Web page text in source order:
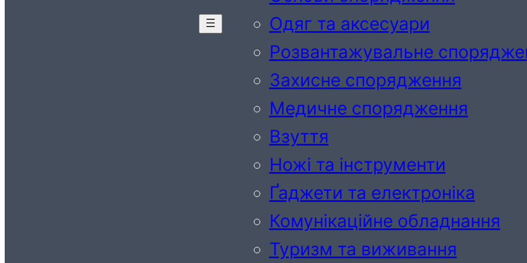
Одяг та аксесуари
Розвантажувальне
Захисне спорядження
Медичне спорядження
Взуття
Ножі та інструменти
Ґаджети та електроніка
Комунікаційне обладнання
Туризм та виживання